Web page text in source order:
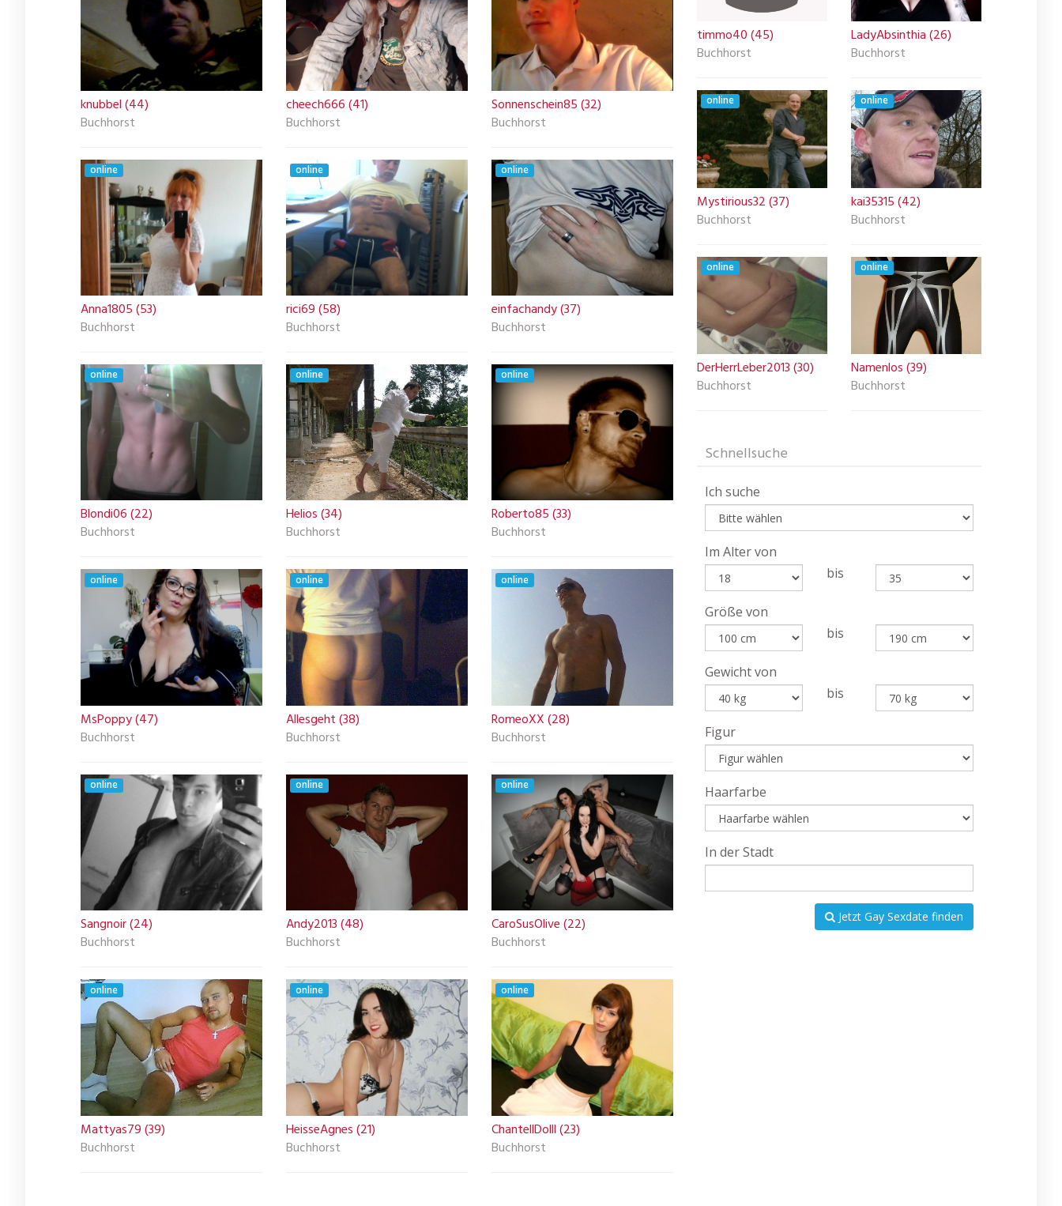
knubbel (44)
Buchhorst
cheech666 (41)
Buchhorst
Sonnenschein85 (32)
Buchhorst
online
Anna1805 (53)
Buchhorst
online
rici69 (58)
Buchhorst
online
einfachandy (37)
Buchhorst
online
Blondi06 (22)
Buchhorst
online
Helios (34)
Buchhorst
online
Roberto85 (33)
Buchhorst
online
MsPoppy (47)
Buchhorst
online
Allesgeht (38)
Buchhorst
online
RomeoXX (28)
Buchhorst
online
Sangnoir (24)
Buchhorst
online
Andy2013 (48)
Buchhorst
online
CaroSusOlive (22)
Buchhorst
online
Mattyas79 (39)
Buchhorst
online
HeisseAgnes (21)
Buchhorst
online
ChantellDolll (23)
Buchhorst
timmo40 (45)
Buchhorst
LadyAbsinthia (26)
Buchhorst
online
Mystirious32 (37)
Buchhorst
online
kai35315 (42)
Buchhorst
online
DerHerrLeber2013 (30)
Buchhorst
online
Namenlos (39)
Buchhorst
Schnellsuche
Ich suche
Im Alter von
bis
Größe von
bis
Gewicht von
bis
Figur
Haarfarbe
In der Stadt
Jetzt Gay Sexdate finden